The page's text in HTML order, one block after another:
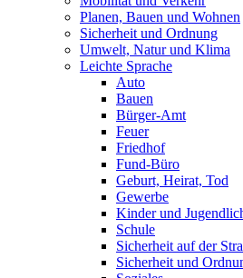
Planen, Bauen und Wohnen
Sicherheit und Ordnung
Umwelt, Natur und Klima
Leichte Sprache
Auto
Bauen
Bürger-Amt
Feuer
Friedhof
Fund-Büro
Geburt, Heirat, Tod
Gewerbe
Kinder und
Schule
Sicherheit auf der
Sicherheit und